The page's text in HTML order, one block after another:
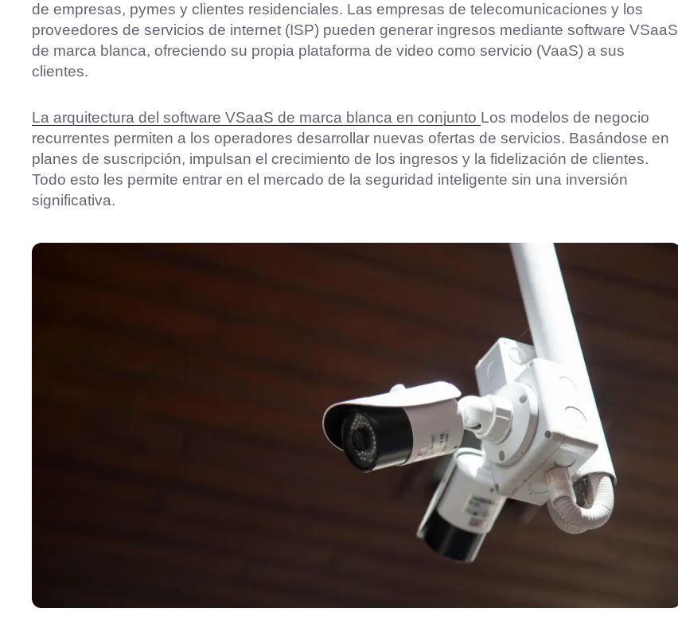
de empresas, pymes y clientes residenciales. Las empresas de telecomunicaciones y los
proveedores de servicios de internet (ISP) pueden generar ingresos mediante software VSaaS
de marca blanca, ofreciendo su propia plataforma de video como servicio (VaaS) a sus
clientes.
La arquitectura del software VSaaS de marca blanca en conjunto Los modelos de negocio
recurrentes permiten a los operadores desarrollar nuevas ofertas de servicios. Basándose en
planes de suscripción, impulsan el crecimiento de los ingresos y la fidelización de clientes.
Todo esto les permite entrar en el mercado de la seguridad inteligente sin una inversión
significativa.